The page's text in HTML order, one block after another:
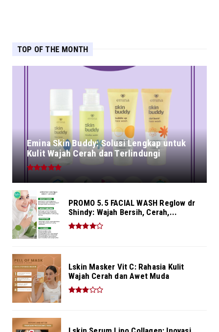
TOP OF THE MONTH
Emina Skin Buddy: Solusi Lengkap untuk
Kulit Wajah Cerah dan Terlindungi
PROMO 5.5 FACIAL WASH Reglow dr
Shindy: Wajah Bersih, Cerah,...
Lskin Masker Vit C: Rahasia Kulit
Wajah Cerah dan Awet Muda